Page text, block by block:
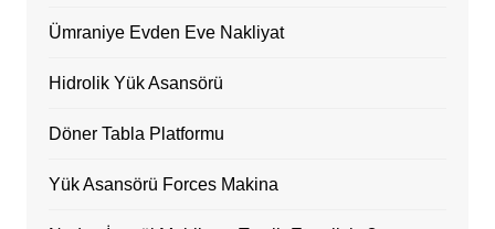
Ümraniye Evden Eve Nakliyat
Hidrolik Yük Asansörü
Döner Tabla Platformu
Yük Asansörü Forces Makina